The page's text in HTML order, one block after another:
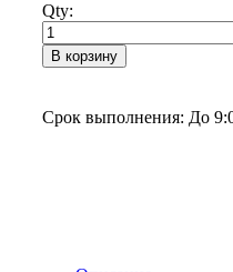
Qty:
В корзину
Срок выполнения: До